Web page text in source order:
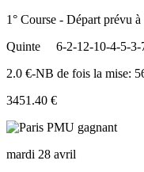
1° Course - Départ prévu
Quinte
6-2-12-10-4-5-3-
2.0 €-NB de fois la mise:
3451.40 €
mardi 28 avril